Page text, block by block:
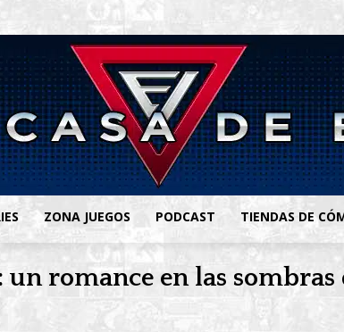
ZONA JUEGOS PODCAST TIENDAS DE
romance en las sombras